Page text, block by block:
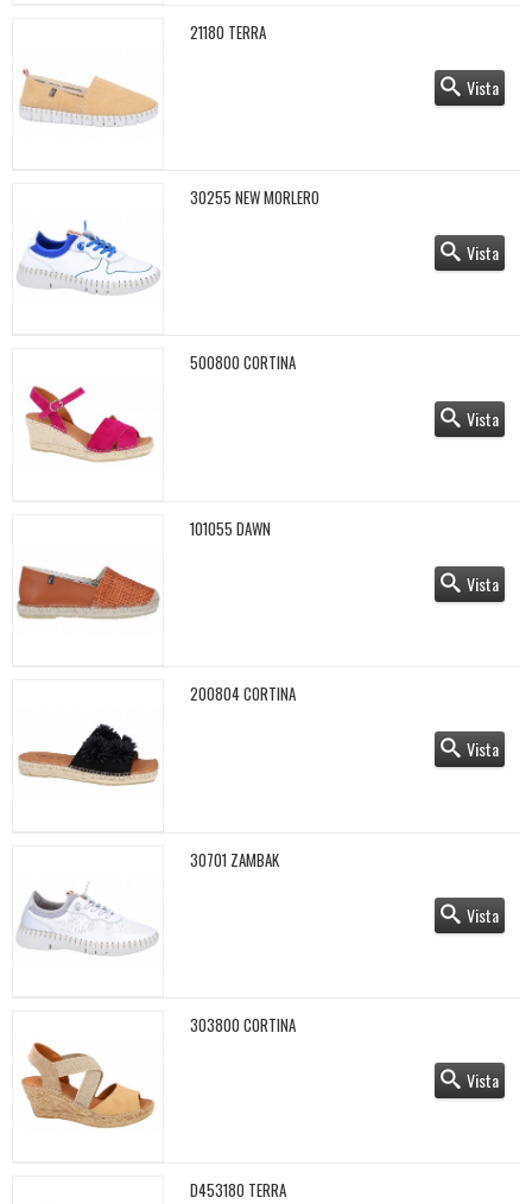
21180 TERRA
Vista
30255 NEW MORLERO
Vista
500800 CORTINA
Vista
101055 DAWN
Vista
200804 CORTINA
Vista
30701 ZAMBAK
Vista
303800 CORTINA
Vista
D453180 TERRA